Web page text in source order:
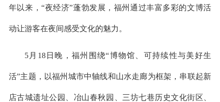
年以来，“夜经济”蓬勃发展，福州通过丰富多彩的文博活
动让游客在夜间感受文化的魅力。
5月18日晚，福州围绕“博物馆、可持续性与美好生
活”主题，以福州城市中轴线和山水走廊为框架，串联起新
店古城遗址公园、冶山春秋园、三坊七巷历史文化街区、